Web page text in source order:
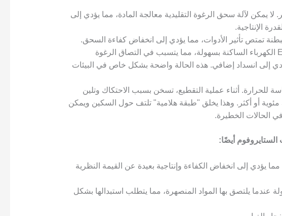
يمكن لآلة سحق الرغوة التقليدية معالجة المادة، مما يؤدي إلى
الإنتاجية.
تمتص تأثير الأدوات، مما يؤدي إلى انخفاض كفاءة السحق.
أثناء عملية التكسير، تولد رغوة EPS الكهرباء الساكنة بسهولة، مما يتسبب في التصاق الرغوة
إلى انسداد إضافي. هذه الحالة واضحة بشكل خاص في البيئات
للحرارة. أثناء عملية التقطيع، تسخن بسبب الاحتكاك وتلين
درجات حرارة 60 درجة مئوية أو أكثر. وهذا يخلق "طبقة هلامية" تلتف حول السكين ويمكن
الحالات الخطيرة.
أيضًا:
يؤدي إلى انخفاض الكفاءة وإنتاجية بعيدة عن القيمة النظرية
عندما يلتصق بها المواد المنصهرة، مما يتطلب استبدالها بشكل